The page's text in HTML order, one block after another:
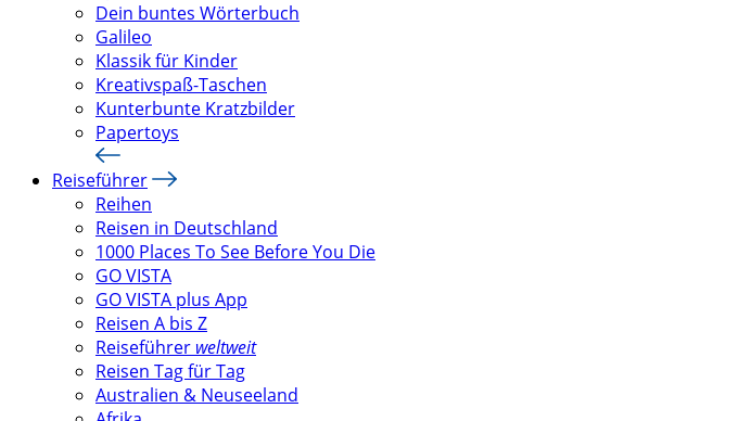
Dein buntes Wörterbuch
Galileo
Klassik für Kinder
Kreativspaß-Taschen
Kunterbunte Kratzbilder
Papertoys
Reiseführer
Reihen
Reisen in Deutschland
1000 Places To See Before You Die
GO VISTA
GO VISTA plus App
Reisen A bis Z
Reiseführer weltweit
Reisen Tag für Tag
Australien & Neuseeland